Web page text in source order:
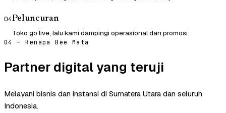
04Peluncuran
Toko go live, lalu kami dampingi operasional dan promosi.
04 — Kenapa Bee Mata
Partner digital yang teruji
Melayani bisnis dan instansi di Sumatera Utara dan seluruh
Indonesia.